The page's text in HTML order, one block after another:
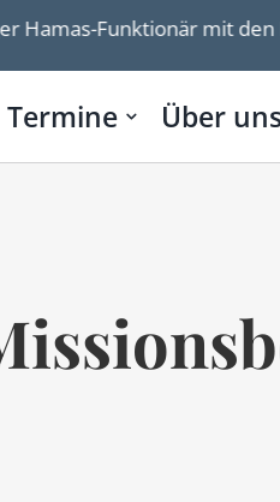
Funktionär mit den
Termine Über